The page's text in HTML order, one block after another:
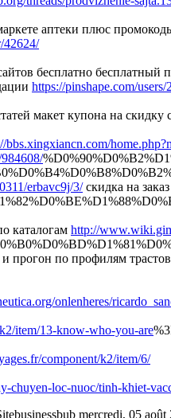
аптеки плюс
42624/
бесплатно
https://pinshape.com/
макет купона на скидку
bbs.xingxiancn.com/
erbavc9j/3/скидка на
каталогам http://
прогон по профилям
onlenheres/
item/13-know-who-you-are
component/k2/item/6/
chuyen-loc-nuoc/tinh-khiet-
mercredi, 05 août